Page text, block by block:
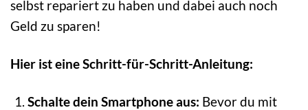
selbst repariert zu haben und dabei auch noch
Geld zu sparen!
Hier ist eine Schritt-für-Schritt-Anleitung:
Schalte dein Smartphone aus: Bevor du mit